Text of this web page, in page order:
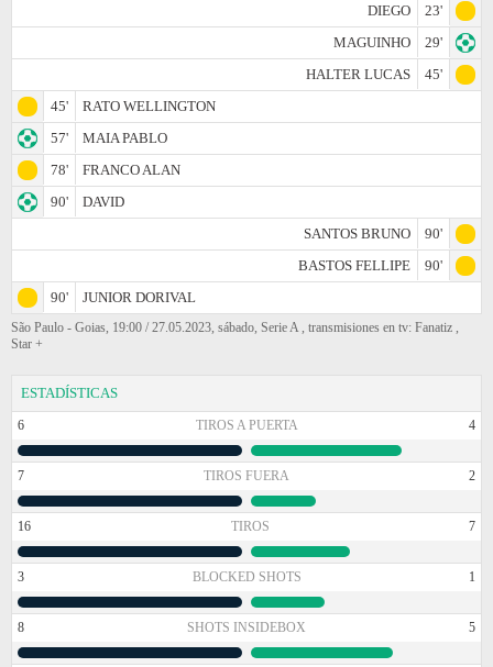
DIEGO
23'
MAGUINHO
29'
HALTER LUCAS
45'
45'
RATO WELLINGTON
57'
MAIA PABLO
78'
FRANCO ALAN
90'
DAVID
SANTOS BRUNO
90'
BASTOS FELLIPE
90'
90'
JUNIOR DORIVAL
São Paulo - Goias, 19:00 / 27.05.2023, sábado, Serie A , transmisiones en tv: Fanatiz ,
Star +
ESTADÍSTICAS
6 TIROS A PUERTA 4
7 TIROS FUERA 2
16 TIROS 7
3 BLOCKED SHOTS 1
8 SHOTS INSIDEBOX 5